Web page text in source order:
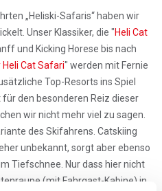
„Heliski-Safaris“ haben wir
Unser Klassiker, die "Heli Cat
und Kicking Horese bis nach
Heli Cat Safari" werden mit Fernie
Top-Resorts ins Spiel
den besonderen Reiz dieser
wir nicht mehr viel zu sagen.
des Skifahrens. Catskiing
unbekannt, sorgt aber ebenso
Tiefschnee. Nur dass hier nicht
(mit Fahrgast-Kabine) in